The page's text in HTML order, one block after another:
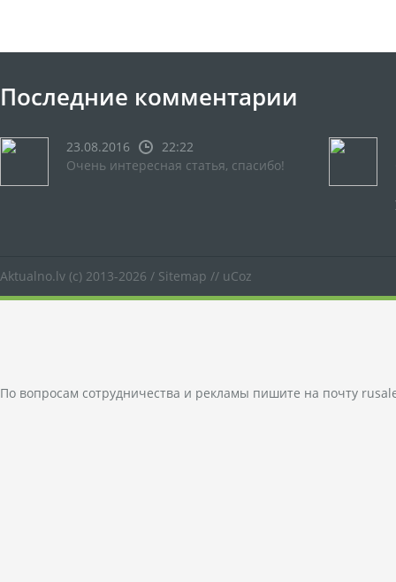
Последние комментарии
23.08.2016
22:22
Очень интересная статья, спасибо!
Aktualno.lv (c) 2013-2026 / Sitemap // uCoz
По вопросам сотрудничества и рекламы пишите на почту